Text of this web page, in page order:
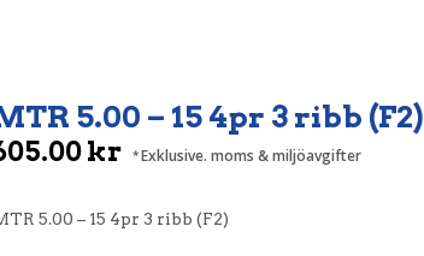
5.00 – 15 4pr 3 ribb (F2)
kr Exklusive. moms & miljöavgifter
5.00 – 15 4pr 3 ribb (F2)